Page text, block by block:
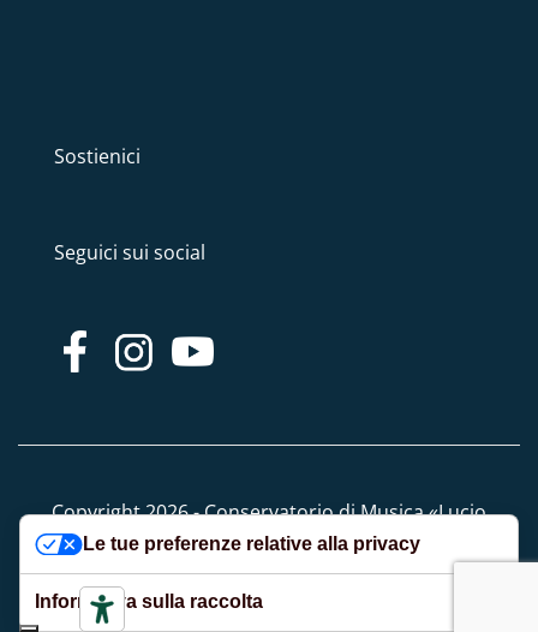
Sostienici
Seguici sui social
Copyright 2026 - Conservatorio di Musica «Lucio
Campiani» - Tutti i diritti riservati
Privacy e Cookie policy
Le tue preferenze relative alla privacy
Informativa sulla raccolta